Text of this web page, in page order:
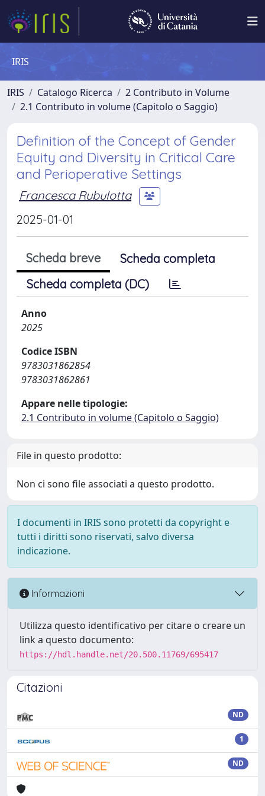
IRIS
IRIS Catalogo Ricerca
2 Contributo in Volume
2.1 Contributo in volume (Capitolo o Saggio)
Definition of the Concept of Gender
Equity and Diversity in Critical Care
and Perioperative Settings
Francesca Rubulotta
2025-01-01
Scheda breve
Scheda completa
Scheda completa (DC)
Anno
2025
Codice ISBN
9783031862854
9783031862861
Appare nelle tipologie:
2.1 Contributo in volume (Capitolo o Saggio)
File in questo prodotto:
Non ci sono file associati a questo prodotto.
I documenti in IRIS sono protetti da copyright e
tutti i diritti sono riservati, salvo diversa
indicazione.
Informazioni
Utilizza questo identificativo per citare o creare un
link a questo documento:
https://hdl.handle.net/20.500.11769/695417
Citazioni
ND
1
ND